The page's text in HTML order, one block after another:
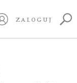
ZALOGUJ